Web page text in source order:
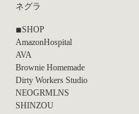
ネグラ
◾︎SHOP
AmazonHospital
AVA
Brownie Homemade
Dirty Workers Studio
NEOGRMLNS
SHINZOU